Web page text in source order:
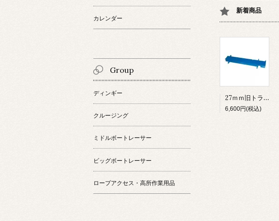
新着商品
27ｍｍ旧トラック用 カーローダー
6,600円(税込)
カレンダー
Group
ディンギー
クルージング
ミドルボートレーサー
ビッグボートレーサー
ロープアクセス・高所作業用品